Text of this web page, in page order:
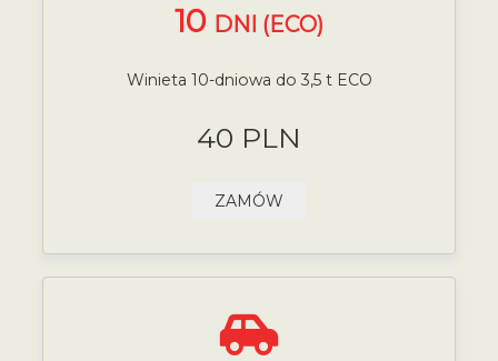
10 DNI (ECO)
Winieta 10-dniowa do 3,5 t ECO
40 PLN
ZAMÓW